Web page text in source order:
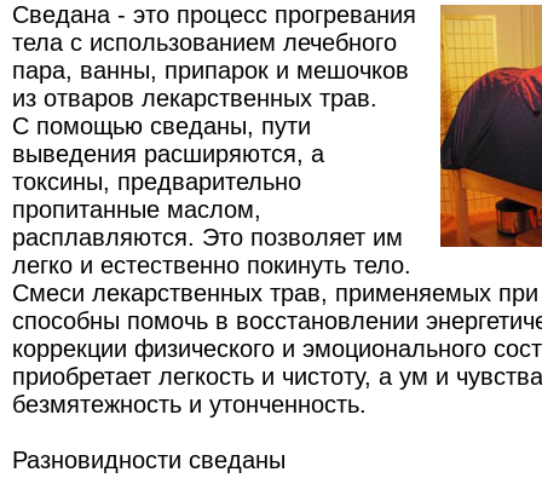
Сведана - это процесс прогревания
тела с использованием лечебного
пара, ванны, припарок и мешочков
из отваров лекарственных трав.
С помощью сведаны, пути
выведения расширяются, а
токсины, предварительно
пропитанные маслом,
расплавляются. Это позволяет им
легко и естественно покинуть тело.
Смеси лекарственных трав, применяемых при
способны помочь в восстановлении
коррекции физического и эмоционального
приобретает легкость и чистоту, а ум и
безмятежность и утонченность.
Разновидности cведаны